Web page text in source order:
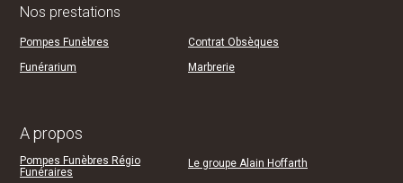
Nos prestations
Pompes Funèbres
Contrat Obsèques
Funérarium
Marbrerie
A propos
Pompes Funèbres Régio
Funéraires
Le groupe Alain Hoffarth